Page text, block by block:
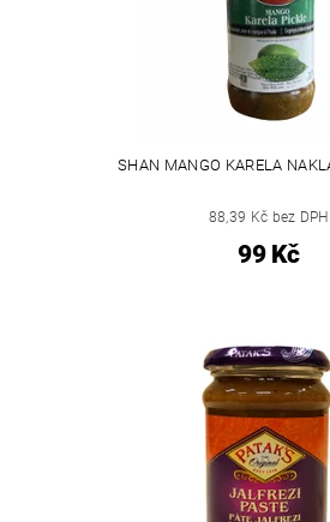
SHAN MANGO KARELA
88,39 Kč bez DPH
99 Kč